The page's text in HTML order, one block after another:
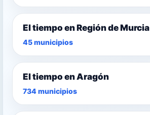
El tiempo en Región de Murcia
45 municipios
El tiempo en Aragón
734 municipios